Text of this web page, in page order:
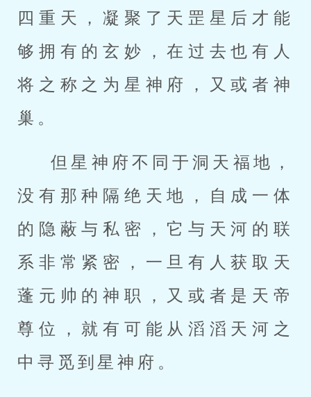
四重天，凝聚了天罡星后才能
够拥有的玄妙，在过去也有人
将之称之为星神府，又或者神
巢。
但星神府不同于洞天福地，
没有那种隔绝天地，自成一体
的隐蔽与私密，它与天河的联
系非常紧密，一旦有人获取天
蓬元帅的神职，又或者是天帝
尊位，就有可能从滔滔天河之
中寻觅到星神府。